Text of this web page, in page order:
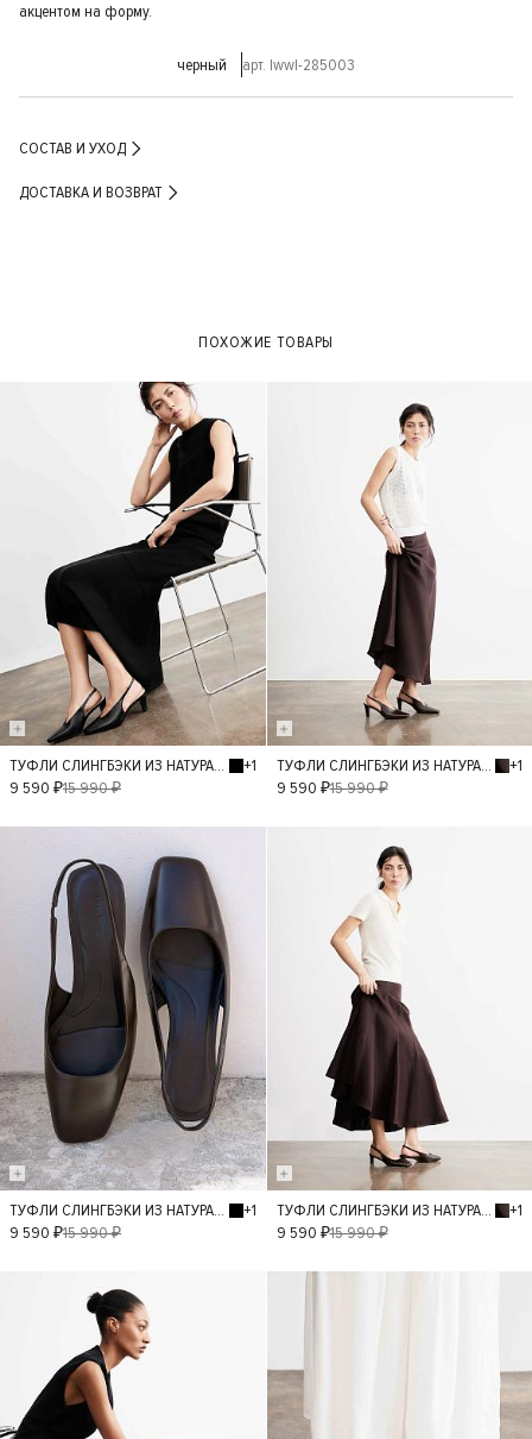
акцентом на форму.
черный арт. lwwl-285003
СОСТАВ И УХОД
ДОСТАВКА И ВОЗВРАТ
ПОХОЖИЕ ТОВАРЫ
36 37
39
40
ТУФЛИ СЛИНГБЭКИ ИЗ НАТУРАЛЬНОЙ КОЖИ
+1
9 590 ₽15 990 ₽ 36 37
ТУФЛИ СЛИНГБЭКИ ИЗ НАТУРАЛЬНОЙ КОЖИ
+1
9 590 ₽15 990 ₽
36 37
ТУФЛИ СЛИНГБЭКИ ИЗ НАТУРАЛЬНОЙ КОЖИ
+1
9 590 ₽15 990 ₽ 36 37
39
ТУФЛИ СЛИНГБЭКИ ИЗ НАТУРАЛЬНОЙ КОЖИ
+1
9 590 ₽15 990 ₽